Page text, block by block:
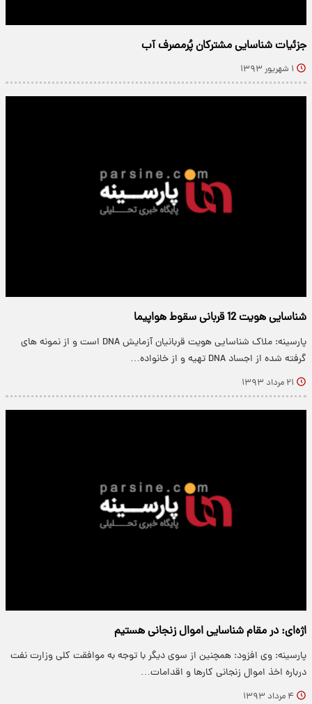
جزئیات شناسایی مشترکان پُرمصرف آب
۱ شهریور ۱۳۹۳
شناسایی هویت 12 قربانی سقوط هواپیما
پارسینه: ملاک شناسایی هویت قربانیان آزمایش DNA است و از نمونه های
گرفته شده از اجساد DNA تهیه و از خانواده…
۲۱ مرداد ۱۳۹۳
اژه‌ای: در مقام شناسایی اموال زنجانی هستیم
پارسینه: وی افزود: همچنین از سوی دیگر با توجه به موافقت کلی وزارت نفت
درباره اخذ اموال زنجانی کارها و اقدامات…
۴ مرداد ۱۳۹۳